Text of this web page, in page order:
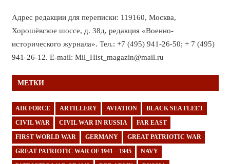
Адрес редакции для переписки: 119160, Москва,
Хорошёвское шоссе, д. 38д, редакция «Военно-
исторического журнала». Тел.: +7 (495) 941-26-50; + 7 (495)
941-26-12. E-mail: Mil_Hist_magazin@mail.ru
МЕТКИ
AIR FORCE ARTILLERY AVIATION BLACK SEA FLEET
CIVIL WAR CIVIL WAR IN RUSSIA FAR EAST
FIRST WORLD WAR GERMANY GREAT PATRIOTIC WAR
GREAT PATRIOTIC WAR OF 1941—1945 NAVY